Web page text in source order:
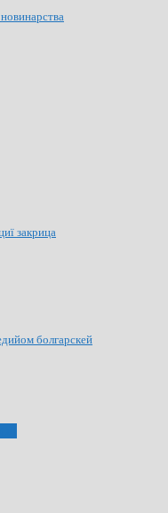
закрица
болгарскей